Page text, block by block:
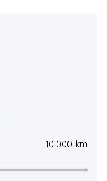
10'000 km